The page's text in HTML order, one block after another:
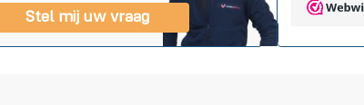
Stel mij uw vraag